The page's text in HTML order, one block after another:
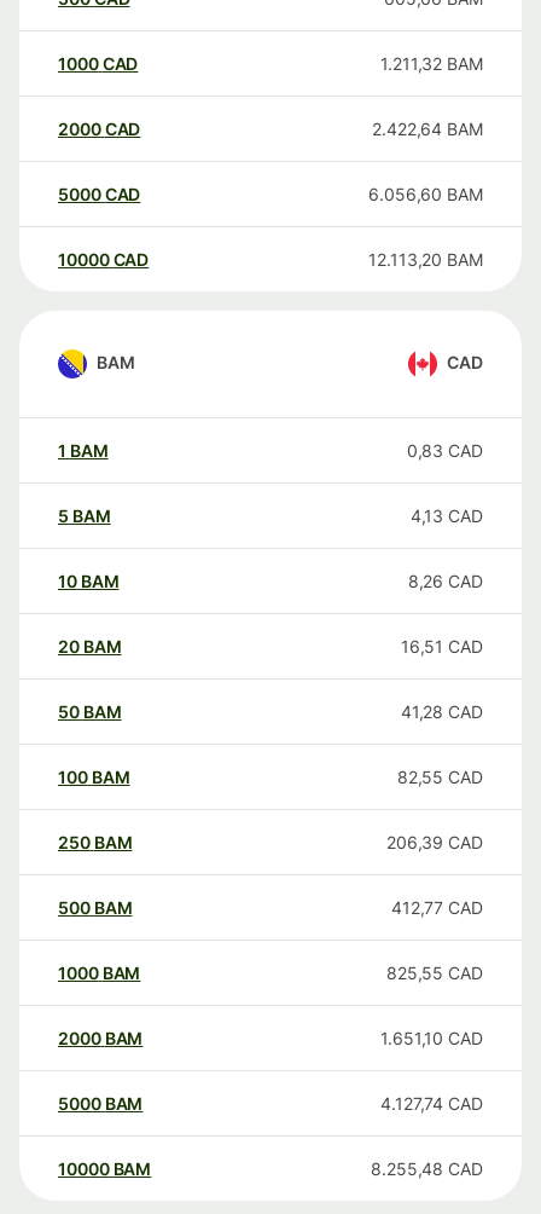
1000CAD 1.211,32 BAM
2000CAD 2.422,64 BAM
5000CAD 6.056,60 BAM
10000 CAD 12.113,20 BAM
BAM CAD
1 BAM 0,83 CAD
5 BAM 4,13 CAD
10 BAM 8,26 CAD
20 BAM 16,51 CAD
50 BAM 41,28 CAD
100 BAM 82,55 CAD
250 BAM 206,39 CAD
500 BAM 412,77 CAD
1000 BAM 825,55 CAD
2000 BAM 1.651,10 CAD
5000 BAM 4.127,74 CAD
10000 BAM 8.255,48 CAD